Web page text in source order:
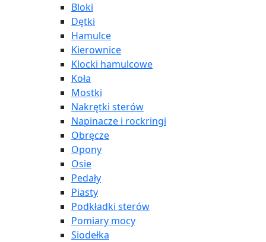
Bloki
Dętki
Hamulce
Kierownice
Klocki hamulcowe
Koła
Mostki
Nakrętki sterów
Napinacze i rockringi
Obręcze
Opony
Osie
Pedały
Piasty
Podkładki sterów
Pomiary mocy
Siodełka